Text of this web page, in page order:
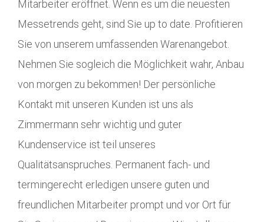
Mitarbeiter eröffnet. Wenn es um die neuesten
Messetrends geht, sind Sie up to date. Profitieren
Sie von unserem umfassenden Warenangebot.
Nehmen Sie sogleich die Möglichkeit wahr, Anbau
von morgen zu bekommen! Der persönliche
Kontakt mit unseren Kunden ist uns als
Zimmermann sehr wichtig und guter
Kundenservice ist teil unseres
Qualitätsanspruches. Permanent fach- und
termingerecht erledigen unsere guten und
freundlichen Mitarbeiter prompt und vor Ort für